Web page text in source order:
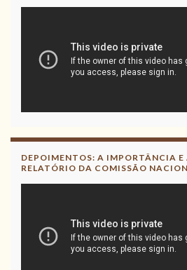
DEPOIMENTOS: A IMPORTÂNCIA E
RELATÓRIO DA COMISSÃO